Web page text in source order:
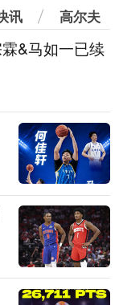
讯 高尔夫
&马如一已续